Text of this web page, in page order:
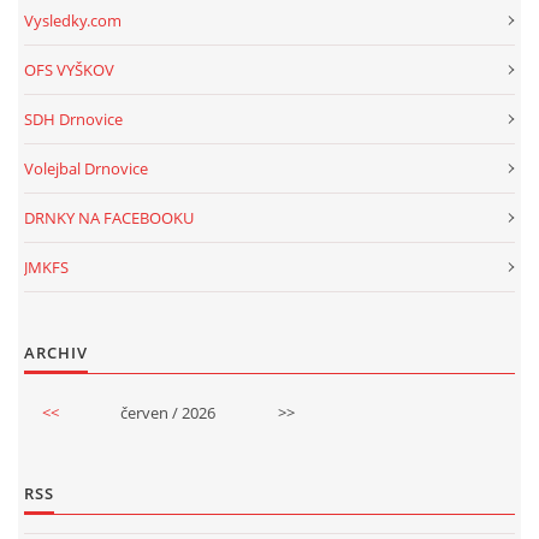
Vysledky.com
OFS VYŠKOV
SDH Drnovice
Volejbal Drnovice
DRNKY NA FACEBOOKU
JMKFS
ARCHIV
<< červen / 2026 >>
RSS